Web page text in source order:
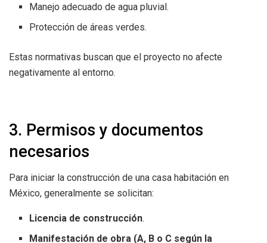
Manejo adecuado de agua pluvial.
Protección de áreas verdes.
Estas normativas buscan que el proyecto no afecte
negativamente al entorno.
3. Permisos y documentos
necesarios
Para iniciar la construcción de una casa habitación en
México, generalmente se solicitan:
Licencia de construcción.
Manifestación de obra (A, B o C según la